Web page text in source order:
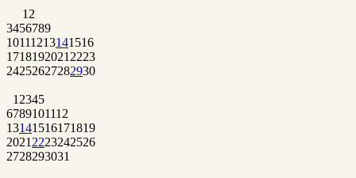
1 2
3456789
10111213141516
1718192021 2223
24252627282930
1 2345
6789101112
13141516171819
2021 2223242526
2728293031